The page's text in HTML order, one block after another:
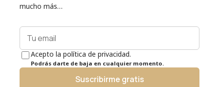
mucho más…
Acepto la política de privacidad.
Podrás darte de baja en cualquier momento.
Suscribirme gratis